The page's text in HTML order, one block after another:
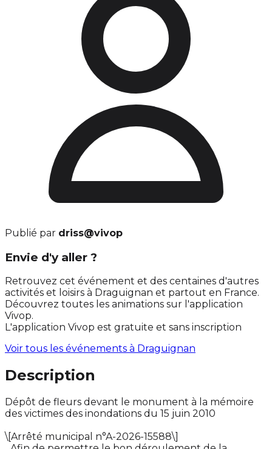
Publié par driss@vivop
Envie d'y aller ?
Retrouvez cet événement et des centaines d'autres
activités et loisirs à Draguignan et partout en France.
Découvrez toutes les animations sur l'application
Vivop.
L'application Vivop est gratuite et sans inscription
Voir tous les événements à Draguignan
Description
Dépôt de fleurs devant le monument à la mémoire
des victimes des inondations du 15 juin 2010
\[Arrêté municipal n°A-2026-15588\]